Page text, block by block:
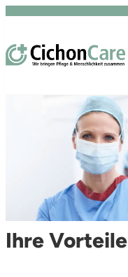
Ihre Vorteile